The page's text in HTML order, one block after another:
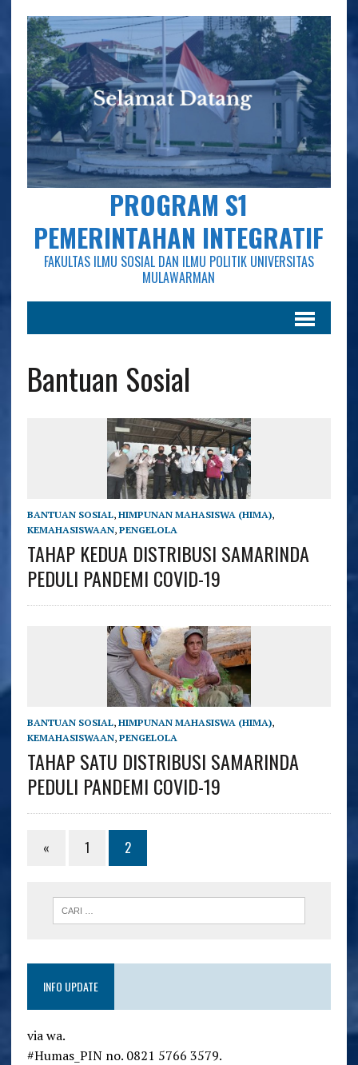
PROGRAM S1
PEMERINTAHAN INTEGRATIF
FAKULTAS ILMU SOSIAL DAN ILMU POLITIK UNIVERSITAS
MULAWARMAN
Bantuan Sosial
BANTUAN SOSIAL, HIMPUNAN MAHASISWA (HIMA),
KEMAHASISWAAN, PENGELOLA
TAHAP KEDUA DISTRIBUSI SAMARINDA
PEDULI PANDEMI COVID-19
BANTUAN SOSIAL, HIMPUNAN MAHASISWA (HIMA),
KEMAHASISWAAN, PENGELOLA
TAHAP SATU DISTRIBUSI SAMARINDA
PEDULI PANDEMI COVID-19
« 1 2
INFO UPDATE
via wa.
#Humas_PIN no. 0821 5766 3579.